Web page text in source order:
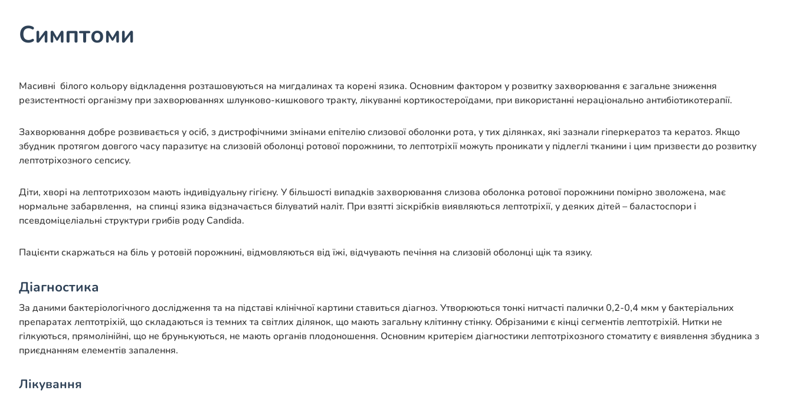
Симптоми
Масивні білого кольору відкладення розташовуються на мигдалинах та корені язика. Основним фактором у розвитку захворювання є загальне зниження
резистентності організму при захворюваннях шлунково-кишкового тракту, лікуванні кортикостероїдами, при використанні нераціонально антибіотикотерапії.
Захворювання добре розвивається у осіб, з дистрофічними змінами епітелію слизової оболонки рота, у тих ділянках, які зазнали гіперкератоз та кератоз. Якщо
збудник протягом довгого часу паразитує на слизовій оболонці ротової порожнини, то лептотріхії можуть проникати у підлеглі тканини і цим призвести до розвитку
лептотріхозного сепсису.
Діти, хворі на лептотрихозом мають індивідуальну гігієну. У більшості випадків захворювання слизова оболонка ротової порожнини помірно зволожена, має
нормальне забарвлення, на спинці язика відзначається білуватий наліт. При взятті зіскрібків виявляються лептотріхії, у деяких дітей – баластоспори і
псевдоміцеліальні структури грибів роду Candida.
Пацієнти скаржаться на біль у ротовій порожнині, відмовляються від їжі, відчувають печіння на слизовій оболонці щік та язику.
Діагностика
За даними бактеріологічного дослідження та на підставі клінічної картини ставиться діагноз. Утворюються тонкі нитчасті палички 0,2-0,4 мкм у бактеріальних
препаратах лептотріхій, що складаються із темних та світлих ділянок, що мають загальну клітинну стінку. Обрізаними є кінці сегментів лептотріхій. Нитки не
гілкуються, прямолінійні, що не брунькуються, не мають органів плодоношення. Основним критерієм діагностики лептотріхозного стоматиту є виявлення збудника з
приєднанням елементів запалення.
Лікування